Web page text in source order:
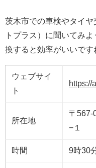
茨木市での車検やタイ
トプラス）に聞いてみ
換すると効率がいいです
ウェブサイ
ト
https://
所在地
〒567-
−１
時間 9時30